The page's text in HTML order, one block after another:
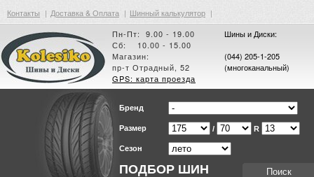
Контакты | Доставка & Оплата | Шинный калькулятор |
Пн-Пт: 9.00 - 19.00
Сб: 10.00 - 15.00
Магазин:
пр-т Отрадный, 52
GPS: карта проезда
Шины и Диски:
(044) 205-1-205
(многоканальный)
ПОДБОР ШИН
Бренд
Размер / R
Сезон